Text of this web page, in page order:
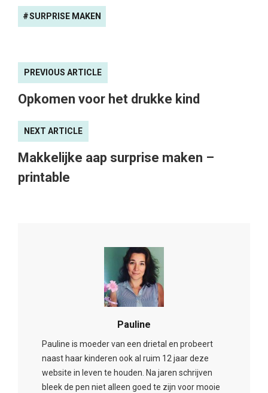
SURPRISE MAKEN
PREVIOUS ARTICLE
Opkomen voor het drukke kind
NEXT ARTICLE
Makkelijke aap surprise maken –
printable
Pauline
Pauline is moeder van een drietal en probeert
naast haar kinderen ook al ruim 12 jaar deze
website in leven te houden. Na jaren schrijven
bleek de pen niet alleen goed te zijn voor mooie